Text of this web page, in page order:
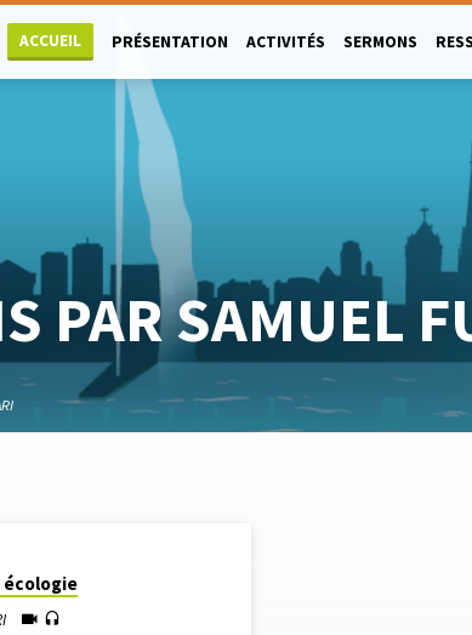
ACCUEIL PRÉSENTATION ACTIVITÉS SERMONS
PAR SAMUEL